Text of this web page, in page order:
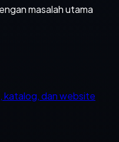
masalah utama
katalog, dan website